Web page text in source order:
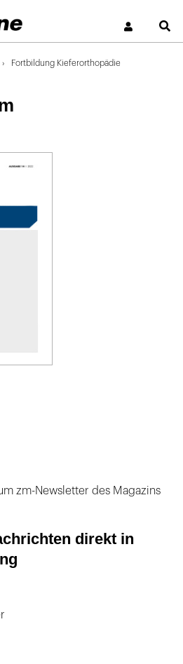
Fortbildung Kieferorthopädie
zm-Newsletter des Magazins
direkt in